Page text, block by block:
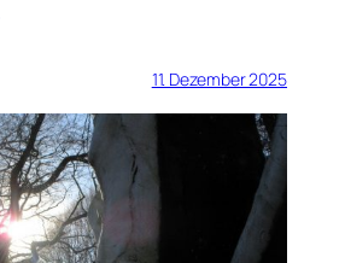
11. Dezember 2025